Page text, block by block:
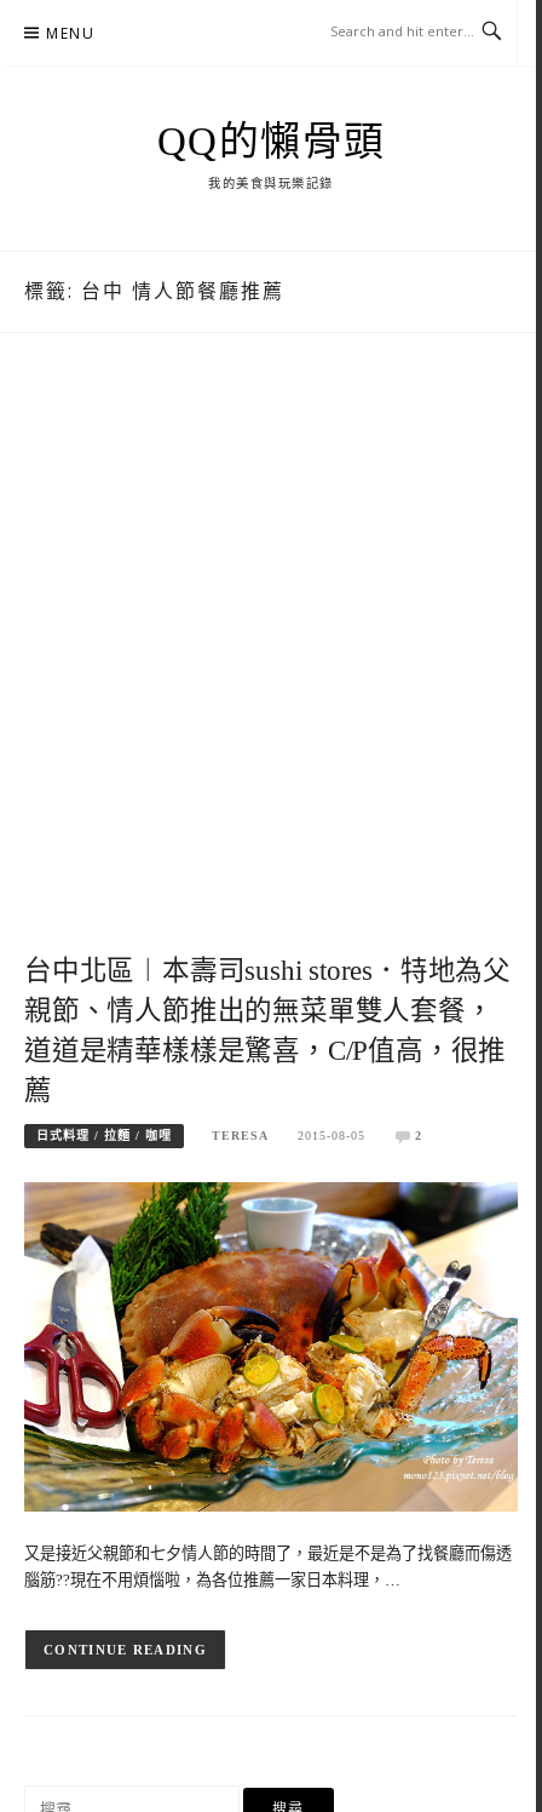
MENU
QQ的懶骨頭
我的美食與玩樂記錄
標籤: 台中 情人節餐廳推薦
台中北區︱本壽司sushi stores．特地為父
親節、情人節推出的無菜單雙人套餐，
道道是精華樣樣是驚喜，C/P值高，很推
薦
日式料理 / 拉麵 / 咖哩 TERESA 2015-08-05 2
又是接近父親節和七夕情人節的時間了，最近是不是為了找餐廳而傷透
腦筋??現在不用煩惱啦，為各位推薦一家日本料理，…
CONTINUE READING